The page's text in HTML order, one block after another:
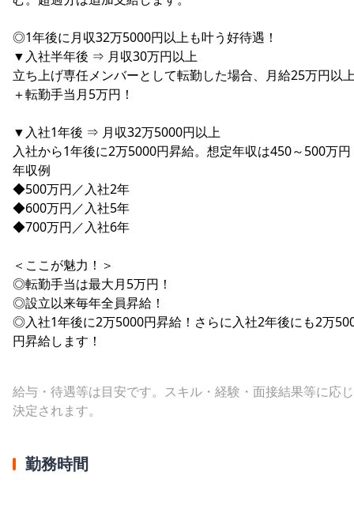
◎1年後に月収32万5000円以上も叶う好待遇！
▼入社半年後 ⇒ 月収30万円以上
立ち上げ専任メンバーとして転勤した場合、月給25万円以
＋転勤手当月5万円！
▼入社1年後 ⇒ 月収32万5000円以上
入社から1年後に2万5000円昇給。想定年収は450～500万円
年収例
◆500万円／入社2年
◆600万円／入社5年
◆700万円／入社6年
＜ここが魅力！＞
◎転勤手当は最大月5万円！
◎設立以来毎年全員昇給！
◎入社1年後に2万5000円昇給！さらに入社2年後にも2万
円昇給します！
給与・待遇等は目安です。スキル・経験・面接結果等に応
決定されます。
勤務時間